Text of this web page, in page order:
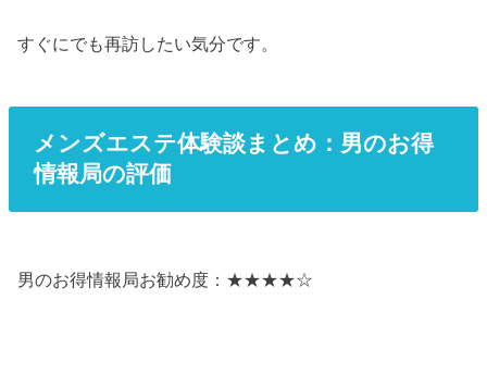
すぐにでも再訪したい気分です。
メンズエステ体験談まとめ：男のお得
情報局の評価
男のお得情報局お勧め度：★★★★☆